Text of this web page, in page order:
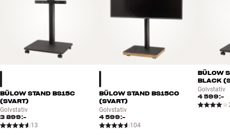
BÜLOW STAND BS15C
(SVART)
Golvstativ
3 899:-
13
BÜLOW STAND BS15CO
(SVART)
Golvstativ
4 599:-
104
BÜLOW
BLACK
Golvstativ
4 599:-